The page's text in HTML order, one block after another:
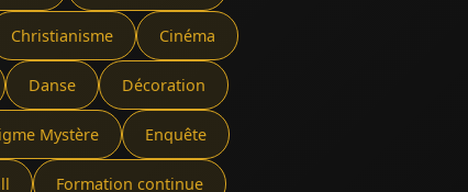
Christianisme Cinéma
Danse Décoration
Mystère Enquête
Formation continue